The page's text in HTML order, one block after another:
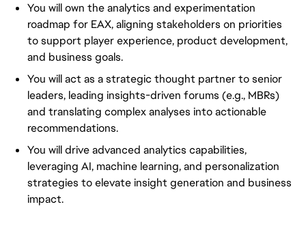
You will own the analytics and experimentation
roadmap for EAX, aligning stakeholders on priorities
to support player experience, product development,
and business goals.
You will act as a strategic thought partner to senior
leaders, leading insights-driven forums (e.g., MBRs)
and translating complex analyses into actionable
recommendations.
You will drive advanced analytics capabilities,
leveraging AI, machine learning, and personalization
strategies to elevate insight generation and business
impact.